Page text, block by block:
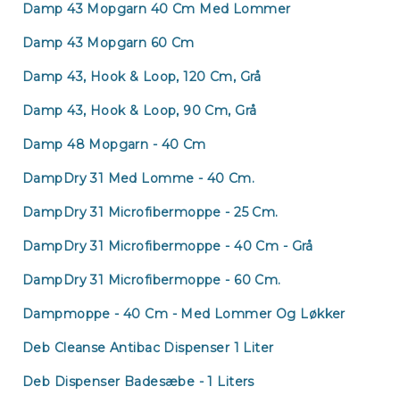
Damp 43 Mopgarn 40 Cm Med Lommer
Damp 43 Mopgarn 60 Cm
Damp 43, Hook & Loop, 120 Cm, Grå
Damp 43, Hook & Loop, 90 Cm, Grå
Damp 48 Mopgarn - 40 Cm
DampDry 31 Med Lomme - 40 Cm.
DampDry 31 Microfibermoppe - 25 Cm.
DampDry 31 Microfibermoppe - 40 Cm - Grå
DampDry 31 Microfibermoppe - 60 Cm.
Dampmoppe - 40 Cm - Med Lommer Og Løkker
Deb Cleanse Antibac Dispenser 1 Liter
Deb Dispenser Badesæbe - 1 Liters